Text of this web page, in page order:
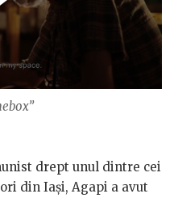
drept unul dintre cei
din Iași, Agapi a avut